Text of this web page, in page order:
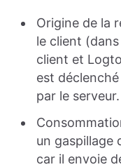
Origine de la
le client
client et
est
par le serveur.
un gaspillage
car il envoie